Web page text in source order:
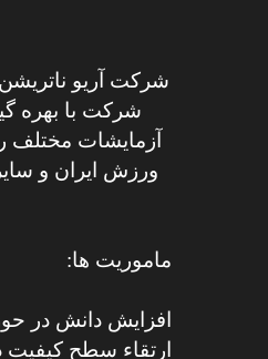
شرکت با بهره
آزمایشات مختلف
ورزش ایران و
ماموریت ها:
افزایش دانش در
ارتقاء سطح کیفیت